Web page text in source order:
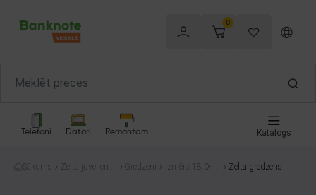
0
Telefoni Datori Remontam Katalogs
Sākums
Zelta juvelierizs
Gredzeni
Izmērs 18.0-1
Zelta gredzens